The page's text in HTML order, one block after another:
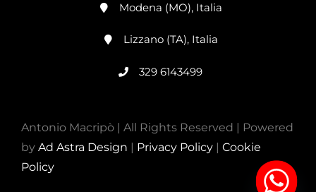
Modena (MO), Italia
Lizzano (TA), Italia
329 6143499
Antonio Macripò | All Rights Reserved | Powered
by Ad Astra Design | Privacy Policy | Cookie
Policy